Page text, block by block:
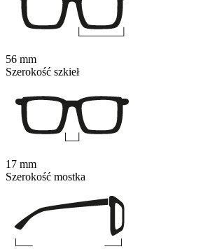
56 mm
Szerokość szkieł
17 mm
Szerokość mostka